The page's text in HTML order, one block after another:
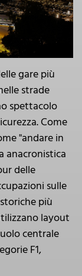
gare più
strade
spettacolo
Come
"andare in
anacronistica
delle
sulle
più
layout
centrale
F1,